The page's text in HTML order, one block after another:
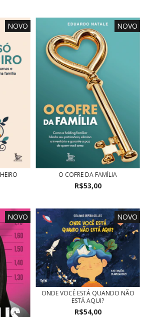
NOVO NOVO
O COFRE DA FAMÍLIA
R$53,00
NOVO NOVO
ONDE VOCÊ ESTÁ QUANDO NÃO
ESTÁ AQUI?
R$54,00